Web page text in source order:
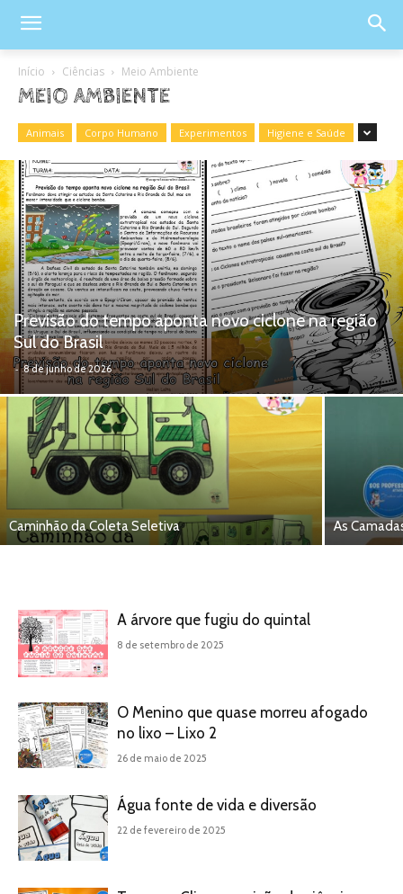
Início Ciências Meio Ambiente
MEIO AMBIENTE
Animais Corpo Humano Experimentos Higiene e Saúde
Previsão do tempo aponta novo ciclone na região
Sul do Brasil
- 8 de junho de 2026
Caminhão da Coleta Seletiva As
A árvore que fugiu do quintal
8 de setembro de 2025
O Menino que quase morreu afogado
no lixo – Lixo 2
26 de maio de 2025
Água fonte de vida e diversão
22 de fevereiro de 2025